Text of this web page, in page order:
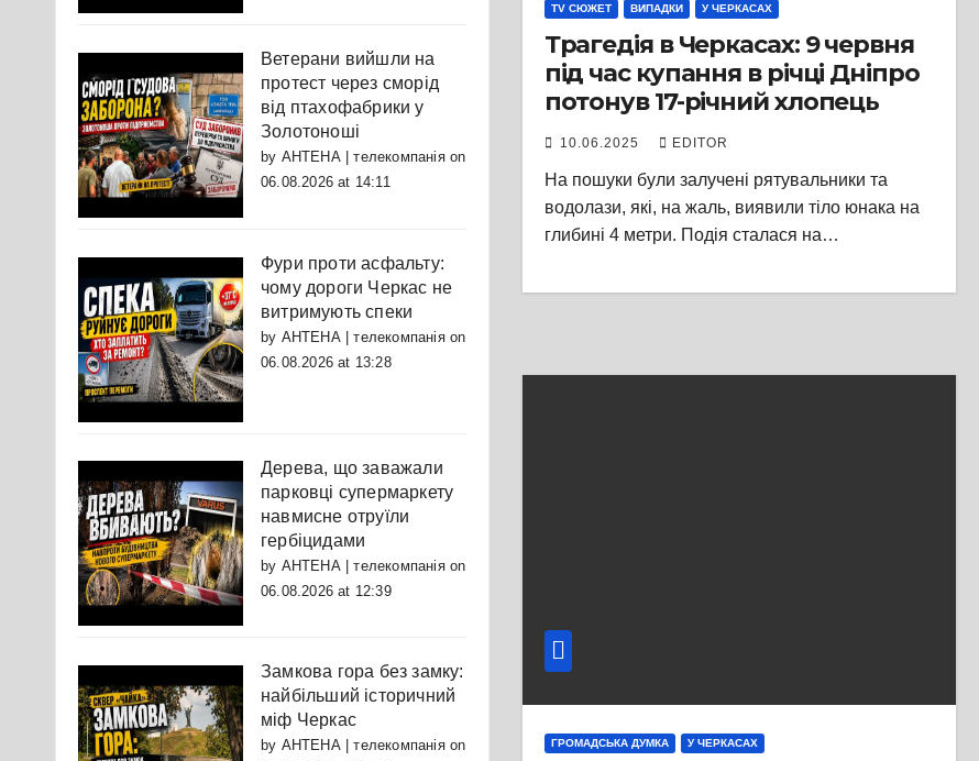
Ветерани вийшли на
протест через сморід
від птахофабрики у
Золотоноші
by АНТЕНА | телекомпаніяon
06.08.2026 at 14:11
Фури проти асфальту:
чому дороги Черкас не
витримують спеки
by АНТЕНА | телекомпаніяon
06.08.2026 at 13:28
Дерева, що заважали
парковці супермаркету
навмисне отруїли
гербіцидами
by АНТЕНА | телекомпаніяon
06.08.2026 at 12:39
Замкова гора без замку:
найбільший історичний
міф Черкас
by АНТЕНА | телекомпаніяon
TV СЮЖЕТ ВИПАДКИ У ЧЕРКАСАХ
Трагедія в Черкасах: 9 червня
під час купання в річці Дніпро
потонув 17-річний хлопець
10.06.2025 EDITOR
На пошуки були залучені рятувальники та
водолази, які, на жаль, виявили тіло юнака на
глибині 4 метри. Подія сталася на…
ГРОМАДСЬКА ДУМКА У ЧЕРКАСАХ